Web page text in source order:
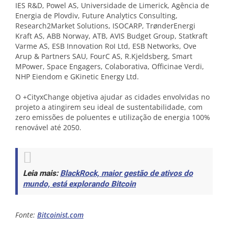
IES R&D, Powel AS, Universidade de Limerick, Agência de
Energia de Plovdiv, Future Analytics Consulting,
Research2Market Solutions, ISOCARP, TrønderEnergi
Kraft AS, ABB Norway, ATB, AVIS Budget Group, Statkraft
Varme AS, ESB Innovation RoI Ltd, ESB Networks, Ove
Arup & Partners SAU, FourC AS, R.Kjeldsberg, Smart
MPower, Space Engagers, Colaborativa, Officinae Verdi,
NHP Eiendom e GKinetic Energy Ltd.
O +CityxChange objetiva ajudar as cidades envolvidas no
projeto a atingirem seu ideal de sustentabilidade, com
zero emissões de poluentes e utilização de energia 100%
renovável até 2050.
Leia mais:BlackRock, maior gestão de ativos do
mundo, está explorando Bitcoin
Fonte: Bitcoinist.com